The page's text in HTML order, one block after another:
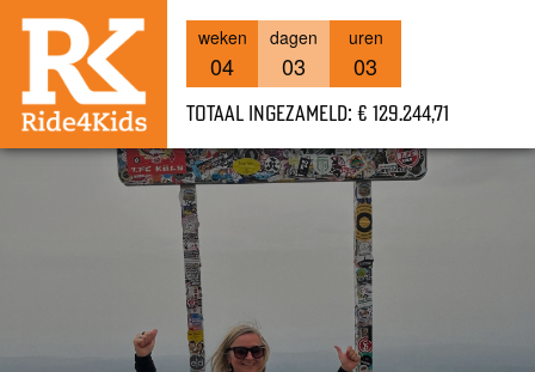
weken
04
dagen
03
uren
03
Totaal ingezameld: € 129.244,71